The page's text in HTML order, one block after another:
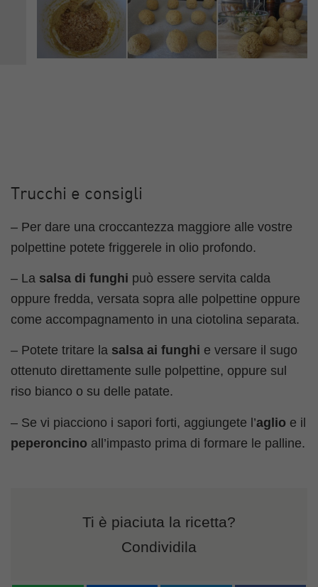
Trucchi e consigli
– Per dare una croccantezza maggiore alle vostre
polpettine potete friggerele in olio profondo.
– La salsa di funghi può essere servita calda
oppure fredda, versata sopra alle polpettine oppure
come accompagnamento in una ciotolina separata.
– Potete tritare la salsa ai funghi e versare il sugo
ottenuto direttamente sulle polpettine, oppure sul
riso bianco o su delle patate.
– Se vi piacciono i sapori forti, aggiungete l’aglio e il
peperoncino all’impasto prima di formare le palline.
Ti è piaciuta la ricetta?
Condividila